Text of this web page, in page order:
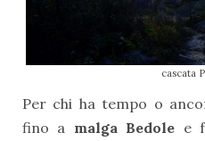
cascata
Per chi ha tempo o
fino a malga Bedole e